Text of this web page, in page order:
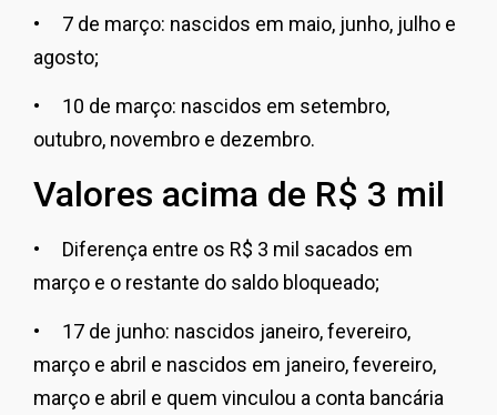
• 7 de março: nascidos em maio, junho, julho e
agosto;
• 10 de março: nascidos em setembro,
outubro, novembro e dezembro.
Valores acima de R$ 3 mil
• Diferença entre os R$ 3 mil sacados em
março e o restante do saldo bloqueado;
• 17 de junho: nascidos janeiro, fevereiro,
março e abril e nascidos em janeiro, fevereiro,
março e abril e quem vinculou a conta bancária